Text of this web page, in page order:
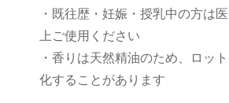
・既往歴・妊娠・授乳中の方は
上ご使用ください
・香りは天然精油のため、ロッ
化することがあります